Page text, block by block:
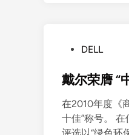
s
e
d
DELL
戴尔荣膺 “
在2010年度《
十佳”称号。